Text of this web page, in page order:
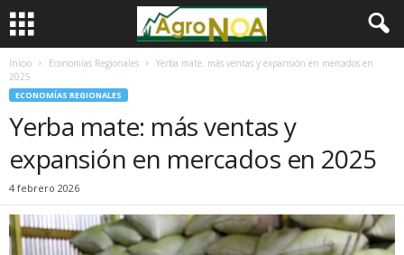
Inicio Economías Regionales
Yerba mate: más ventas y expansión en mercados en
2025
ECONOMÍAS REGIONALES
Yerba mate: más ventas y
expansión en mercados en 2025
4 febrero 2026